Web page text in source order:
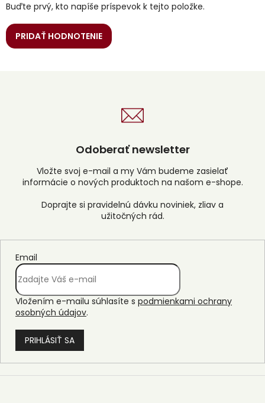
Buďte prvý, kto napíše príspevok k tejto položke.
PRIDAŤ HODNOTENIE
Odoberať newsletter
Vložte svoj e-mail a my Vám budeme zasielať
informácie o nových produktoch na našom e-shope.
Email
Vložením e-mailu súhlasíte s podmienkami ochrany
osobných údajov.
PRIHLÁSIŤ SA
Z